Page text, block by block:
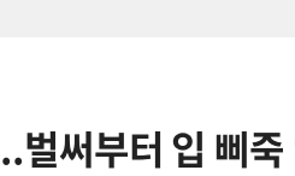
벌써부터 입 삐